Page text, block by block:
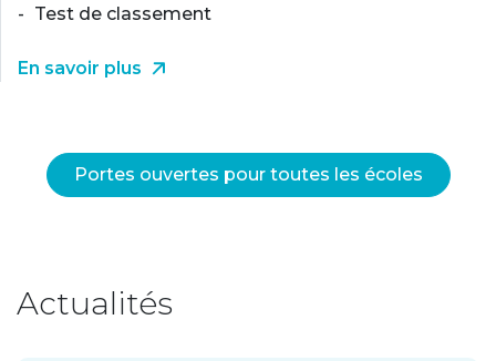
Test de classement
En savoir plus
Portes ouvertes pour toutes les écoles
Actualités